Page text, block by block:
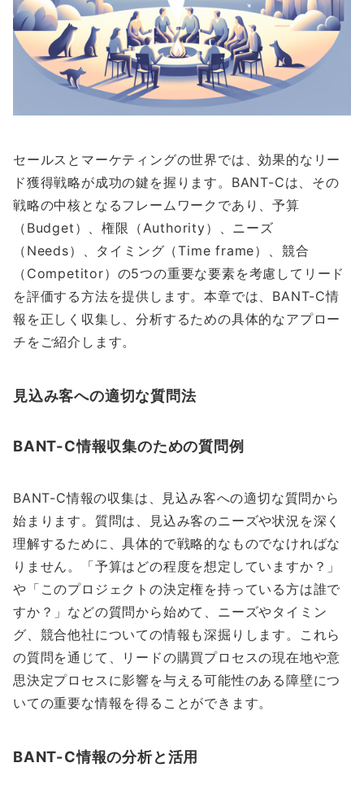
セールスとマーケティングの世界では、効果的なリー
ド獲得戦略が成功の鍵を握ります。BANT-Cは、その
戦略の中核となるフレームワークであり、予算
（Budget）、権限（Authority）、ニーズ
（Needs）、タイミング（Time frame）、競合
（Competitor）の5つの重要な要素を考慮してリード
を評価する方法を提供します。本章では、BANT-C情
報を正しく収集し、分析するための具体的なアプロー
チをご紹介します。
見込み客への適切な質問法
BANT-C情報収集のための質問例
BANT-C情報の収集は、見込み客への適切な質問から
始まります。質問は、見込み客のニーズや状況を深く
理解するために、具体的で戦略的なものでなければな
りません。「予算はどの程度を想定していますか？」
や「このプロジェクトの決定権を持っている方は誰で
すか？」などの質問から始めて、ニーズやタイミン
グ、競合他社についての情報も深掘りします。これら
の質問を通じて、リードの購買プロセスの現在地や意
思決定プロセスに影響を与える可能性のある障壁につ
いての重要な情報を得ることができます。
BANT-C情報の分析と活用